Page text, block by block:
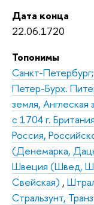
Дата конца
22.06.1720
Топонимы
Санкт-
Петер-Бурх.
земля, Англеская
с 1704 г.
Россия,
(Денемарка,
Швеция (Швед,
Свейская) ,
Стральзунт,